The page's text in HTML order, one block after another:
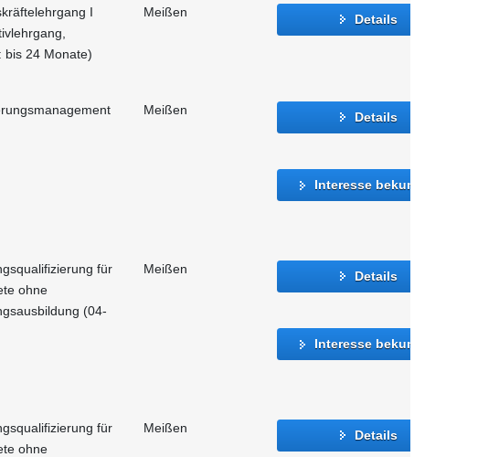
I
bis 24 Monate)
Meißen Details
Meißen Details
Interesse bekunden
für
ohne
(04-
Meißen Details
Interesse bekunden
für
ohne
Meißen Details